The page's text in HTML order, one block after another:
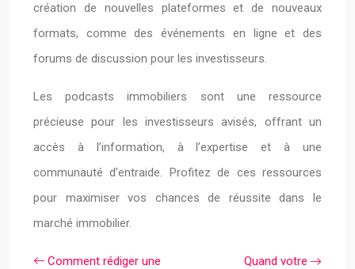
création de nouvelles plateformes et de nouveaux
formats, comme des événements en ligne et des
forums de discussion pour les investisseurs.
Les podcasts immobiliers sont une ressource
précieuse pour les investisseurs avisés, offrant un
accès à l’information, à l’expertise et à une
communauté d’entraide. Profitez de ces ressources
pour maximiser vos chances de réussite dans le
marché immobilier.
Comment rédiger une
Quand votre